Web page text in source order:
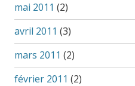
mai 2011 (2)
avril 2011 (3)
mars 2011 (2)
février 2011 (2)